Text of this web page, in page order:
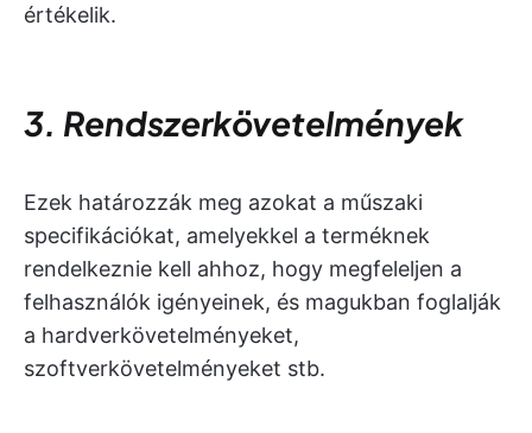
értékelik.
3. Rendszerkövetelmények
Ezek határozzák meg azokat a műszaki
specifikációkat, amelyekkel a terméknek
rendelkeznie kell ahhoz, hogy megfeleljen a
felhasználók igényeinek, és magukban foglalják
a hardverkövetelményeket,
szoftverkövetelményeket stb.